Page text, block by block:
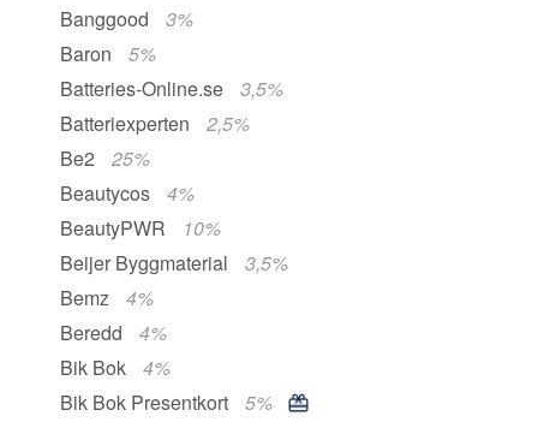
Banggood
3%
Baron
5%
Batteries-Online.se
3,5%
Batteriexperten
2,5%
Be2
25%
Beautycos
4%
BeautyPWR
10%
Beijer Byggmaterial
3,5%
Bemz
4%
Beredd
4%
Bik Bok
4%
Bik Bok Presentkort
5%